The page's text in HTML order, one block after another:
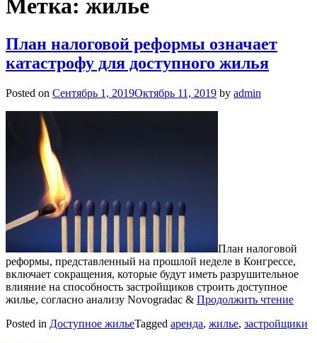
Метка: жилье
План налоговой реформы означает
катастрофу для доступного жилья
Posted on Сентябрь 1, 2019Октябрь 11, 2019 by admin
План налоговой
реформы, представленный на прошлой неделе в Конгрессе,
включает сокращения, которые будут иметь разрушительное
влияние на способность застройщиков строить доступное
жилье, согласно анализу Novogradac & Продолжить чтение
Posted in Доступное жильеTagged аренда, жилье, застройщики